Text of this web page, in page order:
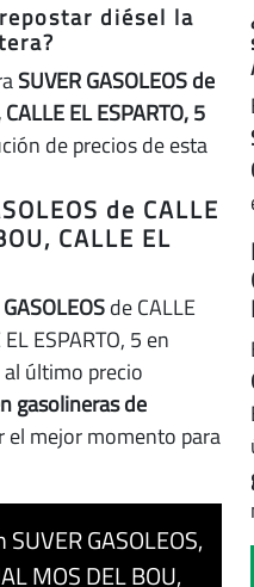
diésel la
SUVER GASOLEOS de
EL ESPARTO, 5
de precios de esta
de CALLE
CALLE EL
de CALLE
ESPARTO, 5 en
último precio
gasolineras de
mejor momento para
GASOLEOS,
MOS DEL BOU,